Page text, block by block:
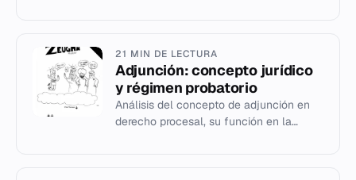
21 MIN DE LECTURA
Adjunción: concepto jurídico
y régimen probatorio
Análisis del concepto de adjunción en
derecho procesal, su función en la